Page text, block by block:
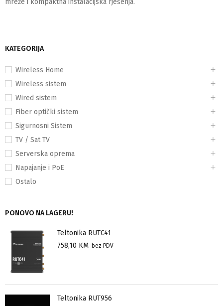
KATEGORIJA
Wireless Home
Wireless sistem
Wired sistem
Fiber optički sistem
Sigurnosni Sistem
TV / Sat TV
Serverska oprema
Napajanje i PoE
Ostalo
PONOVO NA LAGERU!
Teltonika RUTC41
758,10 KM bez PDV
Teltonika RUT956
mreže i kompaktna instalacijska rješenja.